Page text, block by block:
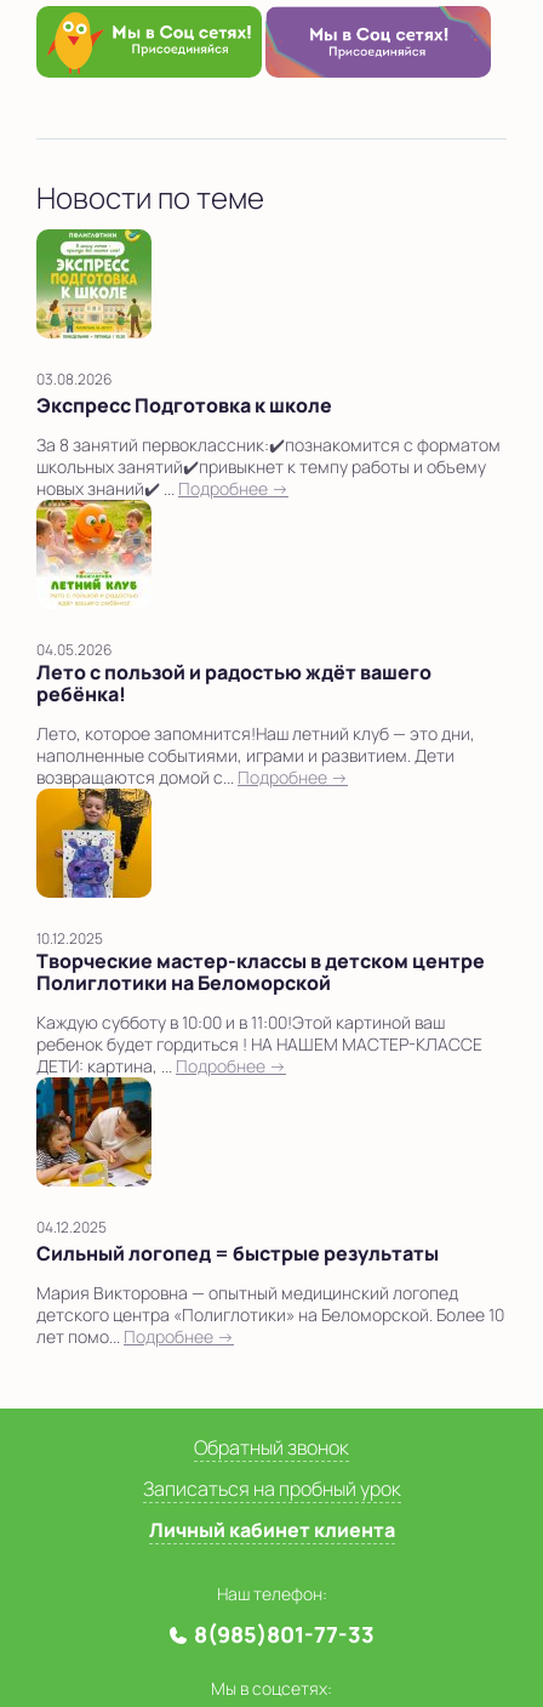
Новости по теме
03.08.2026
Экспресс Подготовка к школе
За 8 занятий первоклассник:✔️познакомится с форматом
школьных занятий✔️привыкнет к темпу работы и объему
новых знаний✔️ ... Подробнее →
04.05.2026
Лето с пользой и радостью ждёт вашего
ребёнка!
Лето, которое запомнится!Наш летний клуб — это дни,
наполненные событиями, играми и развитием. Дети
возвращаются домой с... Подробнее →
10.12.2025
Творческие мастер-классы в детском центре
Полиглотики на Беломорской
Каждую субботу в 10:00 и в 11:00!Этой картиной ваш
ребенок будет гордиться ! НА НАШЕМ МАСТЕР-КЛАССЕ
ДЕТИ: картина, ... Подробнее →
04.12.2025
Сильный логопед = быстрые результаты
Мария Викторовна — опытный медицинский логопед
детского центра «Полиглотики» на Беломорской. Более 10
лет помо... Подробнее →
Обратный звонок
Записаться на пробный урок
Личный кабинет клиента
Наш телефон:
8(985)801-77-33
Мы в соцсетях: